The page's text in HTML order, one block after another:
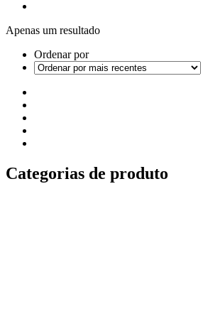
Apenas um resultado
Ordenar por
Categorias de produto